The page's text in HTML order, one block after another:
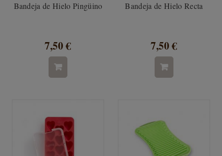
Bandeja de Hielo Pingüino
7,50 €
Bandeja de Hielo Recta
7,50 €